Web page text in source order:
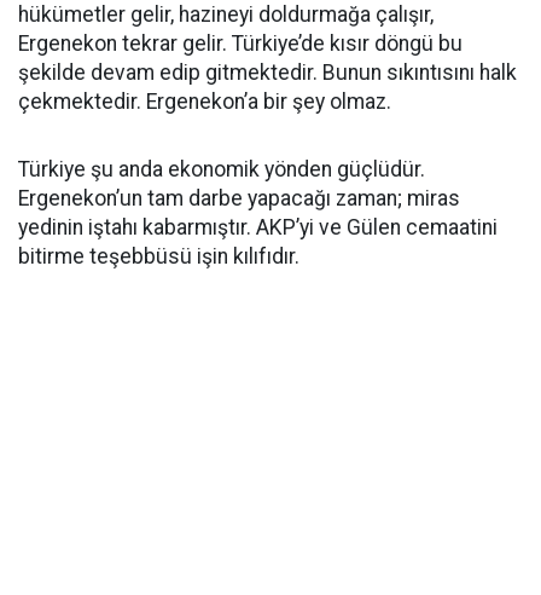
hükümetler gelir, hazineyi doldurmağa çalışır,
Ergenekon tekrar gelir. Türkiye’de kısır döngü bu
şekilde devam edip gitmektedir. Bunun sıkıntısını halk
çekmektedir. Ergenekon’a bir şey olmaz.
Türkiye şu anda ekonomik yönden güçlüdür.
Ergenekon’un tam darbe yapacağı zaman; miras
yedinin iştahı kabarmıştır. AKP’yi ve Gülen cemaatini
bitirme teşebbüsü işin kılıfıdır.